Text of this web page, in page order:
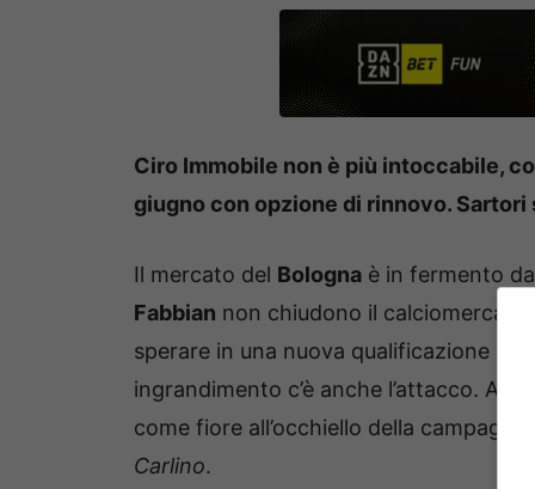
Ciro Immobile non è più intoccabile,
giugno con opzione di rinnovo. Sartori
Il mercato del Bologna è in fermento
Fabbian non chiudono il calciomercato
sperare in una nuova qualificazione
ingrandimento c’è anche l’attacco. A
come fiore all’occhiello della
Carlino.